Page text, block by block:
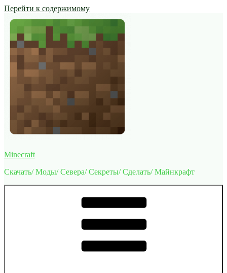
Перейти к содержимому
Minecraft
Скачать/ Моды/ Севера/ Секреты/ Сделать/ Майнкрафт